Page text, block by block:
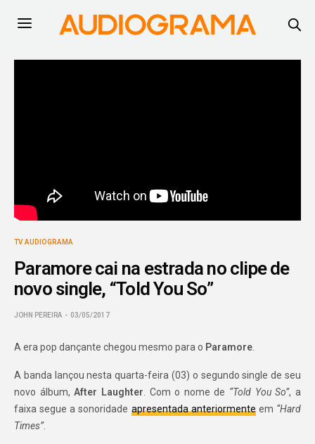
TV AUDIOGRAMA
Paramore cai na estrada no clipe de
novo single, “Told You So”
JOHN PEREIRA 03/05/2017
A era pop dançante chegou mesmo para o Paramore.
A banda lançou nesta quarta-feira (03) o segundo single de seu
novo álbum,After Laughter. Com o nome de “Told You So”, a
faixa segue a sonoridade apresentada anteriormenteem “Hard
Times”.